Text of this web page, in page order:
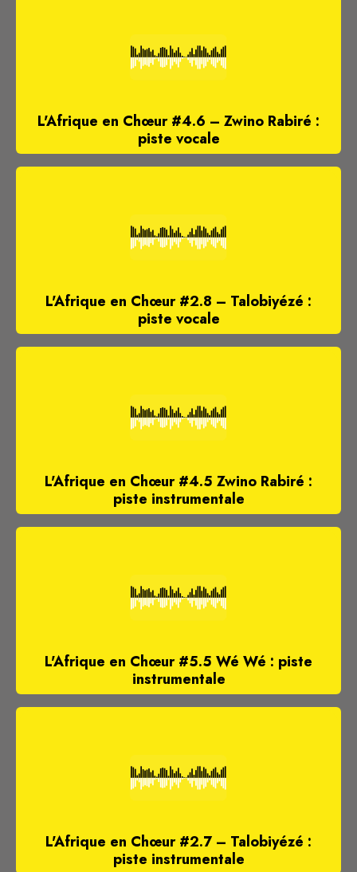
L'Afrique en Chœur #4.6 – Zwino Rabiré :
piste vocale
L'Afrique en Chœur #2.8 – Talobiyézé :
piste vocale
L'Afrique en Chœur #4.5 Zwino Rabiré :
piste instrumentale
L'Afrique en Chœur #5.5 Wé Wé : piste
instrumentale
L'Afrique en Chœur #2.7 – Talobiyézé :
piste instrumentale